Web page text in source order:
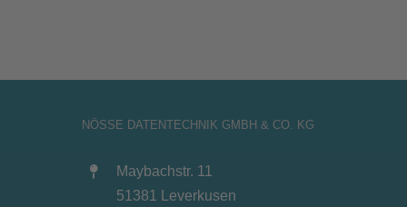
NÖSSE DATENTECHNIK GMBH & CO. KG
Maybachstr. 11
51381 Leverkusen